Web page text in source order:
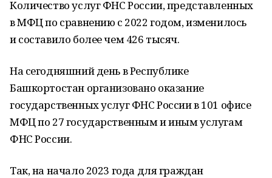
Количество услуг ФНС России, представленных
в МФЦ по сравнению с 2022 годом, изменилось
и составило более чем 426 тысяч.
На сегодняшний день в Республике
Башкортостан организовано оказание
государственных услуг ФНС России в 101 офисе
МФЦ по 27 государственным и иным услугам
ФНС России.
Так, на начало 2023 года для граждан